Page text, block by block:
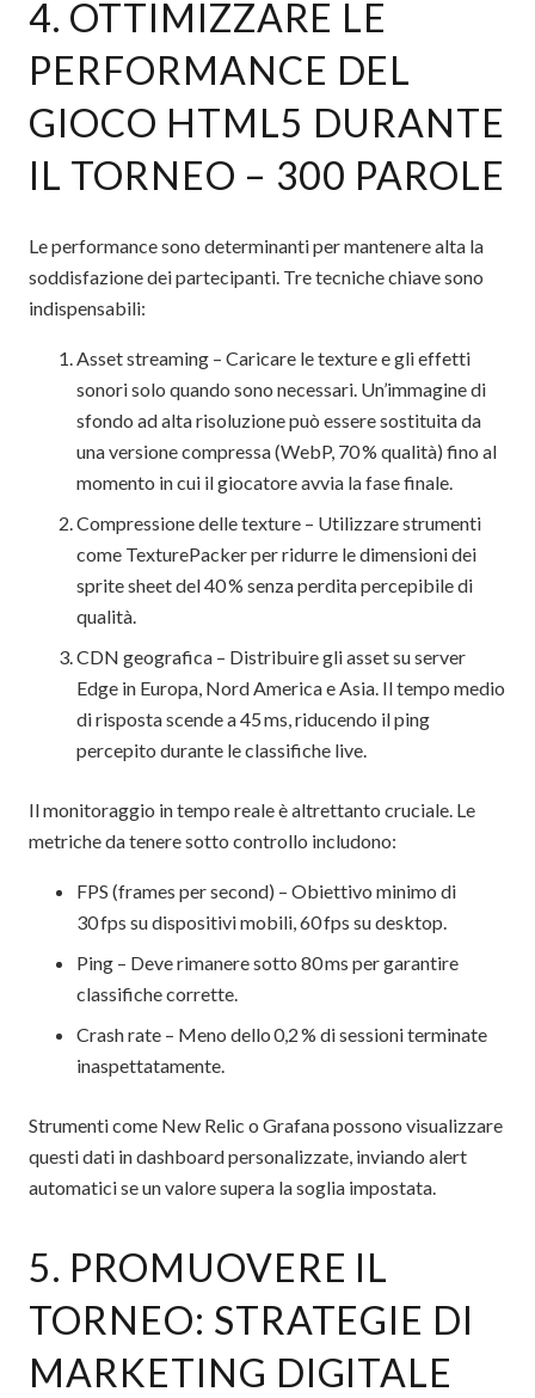
4. OTTIMIZZARE LE
PERFORMANCE DEL
GIOCO HTML5 DURANTE
IL TORNEO – 300 PAROLE
Le performance sono determinanti per mantenere alta la
soddisfazione dei partecipanti. Tre tecniche chiave sono
indispensabili:
Asset streaming – Caricare le texture e gli effetti
sonori solo quando sono necessari. Un’immagine di
sfondo ad alta risoluzione può essere sostituita da
una versione compressa (WebP, 70 % qualità) fino al
momento in cui il giocatore avvia la fase finale.
Compressione delle texture – Utilizzare strumenti
come TexturePacker per ridurre le dimensioni dei
sprite sheet del 40 % senza perdita percepibile di
qualità.
CDN geografica – Distribuire gli asset su server
Edge in Europa, Nord America e Asia. Il tempo medio
di risposta scende a 45 ms, riducendo il ping
percepito durante le classifiche live.
Il monitoraggio in tempo reale è altrettanto cruciale. Le
metriche da tenere sotto controllo includono:
FPS (frames per second) – Obiettivo minimo di
30 fps su dispositivi mobili, 60 fps su desktop.
Ping – Deve rimanere sotto 80 ms per garantire
classifiche corrette.
Crash rate – Meno dello 0,2 % di sessioni terminate
inaspettatamente.
Strumenti come New Relic o Grafana possono visualizzare
questi dati in dashboard personalizzate, inviando alert
automatici se un valore supera la soglia impostata.
5. PROMUOVERE IL
TORNEO: STRATEGIE DI
MARKETING DIGITALE